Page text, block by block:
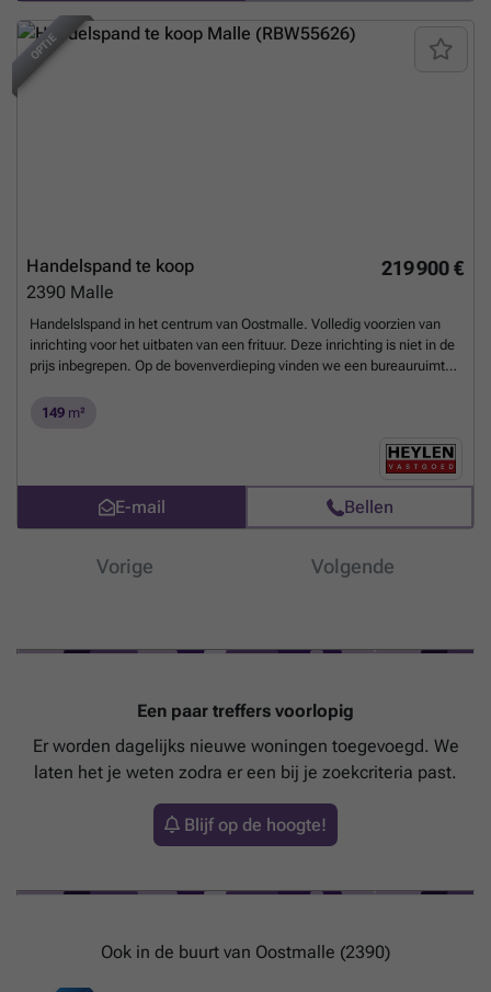
OPTIE
219 900 €
Handelspand te koop
2390 Malle
Handelslspand in het centrum van Oostmalle. Volledig voorzien van
inrichting voor het uitbaten van een frituur. Deze inrichting is niet in de
prijs inbegrepen. Op de bovenverdieping vinden we een bureauruimte
in aanvraag) Maatregelenregister in aanvraag. Oppervlaktes zijn
149 m²
E-mail Bellen
Vorige Volgende
Een paar treffers voorlopig
Er worden dagelijks nieuwe woningen toegevoegd. We
laten het je weten zodra er een bij je zoekcriteria past.
Blijf op de hoogte!
Ook in de buurt van Oostmalle (2390)